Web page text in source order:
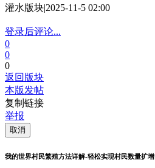
灌水版块|2025-11-5 02:00
登录后评论...
0
0
0
返回版块
本版发帖
复制链接
举报
取消
我的世界村民繁殖方法详解-轻松实现村民数量扩增